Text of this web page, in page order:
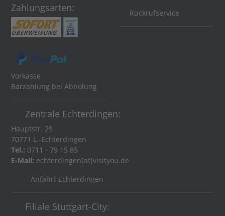
Zahlungsarten:
Vorkasse
Barzahlung bei Abholung
Rückrufservice
Zentrale Echterdingen:
Hauptstr. 29
70771 L.-Echterdingen
Tel.: 0711 - 79 15 85
E-Mail: echterdingen[at]visityou.de
Anfahrt Echterdingen
Filiale Stuttgart-City: